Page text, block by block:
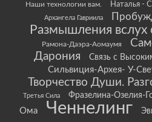
Наши технологии вам.
Наталья -
Архангела Гавриила
Размышления
Рамона-Даэра-Аомаумя
Дарония
Связь с
Сильвиция-Архея- У-
Творчество Души.
Третья Сила Фразелина-Озелия-
Ома
Ченнелинг